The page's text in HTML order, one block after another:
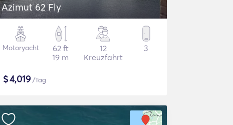
Azimut 62 Fly
Motoryacht
62 ft
19 m
12
Kreuzfahrt
3
$4,019/Tag